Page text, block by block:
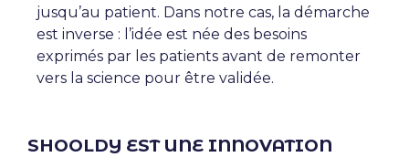
jusqu’au patient. Dans notre cas, la démarche
est inverse : l’idée est née des besoins
exprimés par les patients avant de remonter
vers la science pour être validée.
SHOOLDY EST UNE INNOVATION